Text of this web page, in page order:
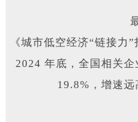
《城市低空经济“链接力
2024 年底，全国相关企
19.8%，增速远